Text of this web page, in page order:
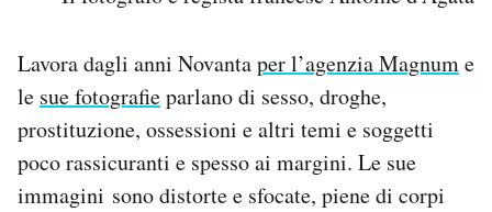
Newsletter
Notifiche mobile
Regala il Post
Hai bisogno di aiuto?
Esci
Lavora dagli anni Novantaper l’agenzia Magnume
le sue fotografieparlano di sesso, droghe,
prostituzione, ossessioni e altri temi e soggetti
poco rassicuranti e spesso ai margini. Le sue
immagini sono distorte e sfocate, piene di corpi